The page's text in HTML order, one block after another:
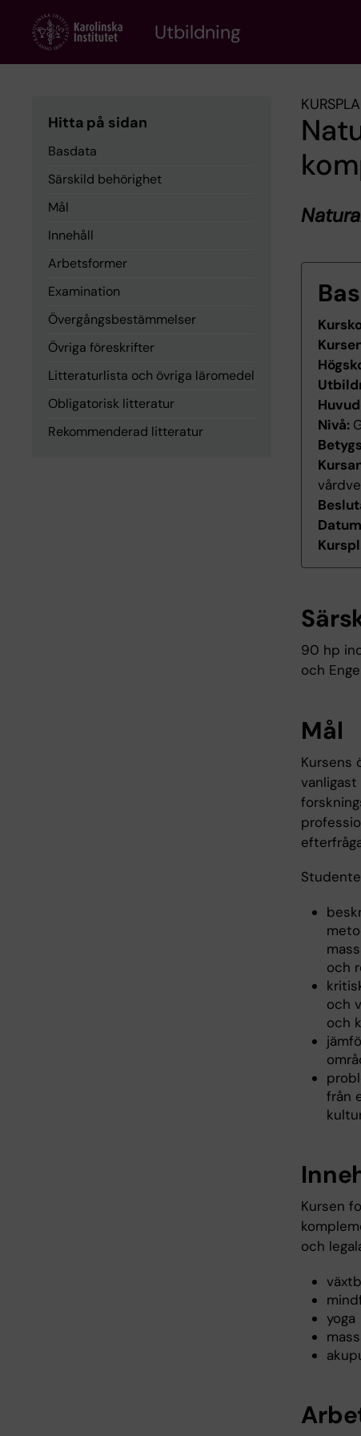
content
Utbildning
Hitta på sidan
Basdata
Särskild behörighet
Mål
Innehåll
Arbetsformer
Examination
Övergångsbestämmelser
Övriga föreskrifter
Litteraturlista och övriga läromedel
Obligatorisk litteratur
Rekommenderad litteratur
Nivå:
90 hp
och
Mål
Kursens
och
och
och
från
Kursen
och
yoga